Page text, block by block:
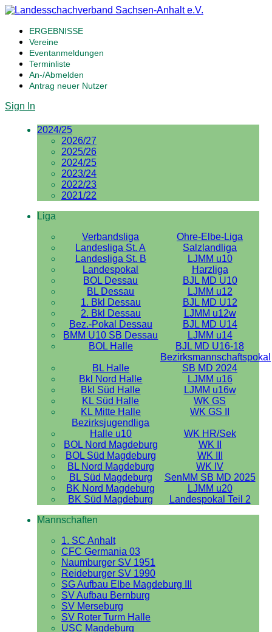
ERGEBNISSE
Vereine
Eventanmeldungen
Terminliste
An-/Abmelden
Antrag neuer Nutzer
Sign In
2024/25
2026/27
2025/26
2024/25
2023/24
2022/23
2021/22
Liga
Verbandsliga
Ohre-Elbe-Liga
Landesliga St. A
Salzlandliga
Landesliga St. B
LJMM u10
Landespokal
Harzliga
BOL Dessau
BJL MD U10
BL Dessau
LJMM u12
1. Bkl Dessau
BJL MD U12
2. Bkl Dessau
LJMM u12w
Bez.-Pokal Dessau
BJL MD U14
BMM U10 SB Dessau
LJMM u14
BOL Halle
BJL MD U16-18
BL Halle
Bezirksmannschaftspokal
SB MD 2024
Bkl Nord Halle
LJMM u16
Bkl Süd Halle
LJMM u16w
KL Süd Halle
WK GS
KL Mitte Halle
WK GS II
Bezirksjugendliga
Halle u10
WK HR/Sek
BOL Nord Magdeburg
WK II
BOL Süd Magdeburg
WK III
BL Nord Magdeburg
WK IV
BL Süd Magdeburg
SenMM SB MD 2025
BK Nord Magdeburg
LJMM u20
BK Süd Magdeburg
Landespokal Teil 2
Mannschaften
1. SC Anhalt
CFC Germania 03
Naumburger SV 1951
Reideburger SV 1990
SG Aufbau Elbe Magdeburg III
SV Aufbau Bernburg
SV Merseburg
SV Roter Turm Halle
USC Magdeburg